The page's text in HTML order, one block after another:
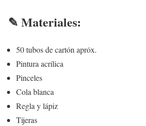
✎ Materiales:
50 tubos de cartón apróx.
Pintura acrílica
Pinceles
Cola blanca
Regla y lápiz
Tijeras